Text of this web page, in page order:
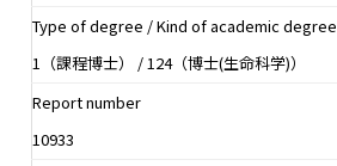
Type of degree / Kind of academic degree
1（課程博士） / 124（博士(生命科学)）
Report number
10933